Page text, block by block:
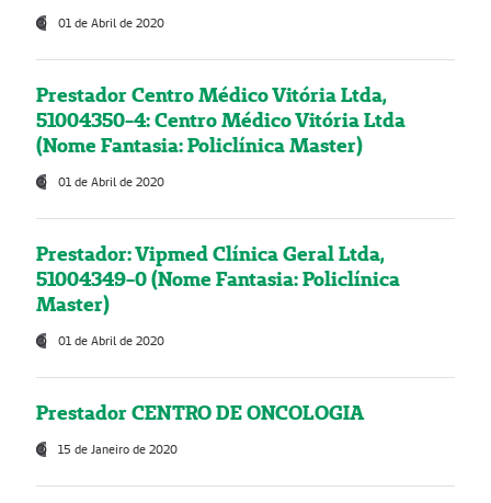
01 de Abril de 2020
Prestador Centro Médico Vitória Ltda,
51004350-4: Centro Médico Vitória Ltda
(Nome Fantasia: Policlínica Master)
01 de Abril de 2020
Prestador: Vipmed Clínica Geral Ltda,
51004349-0 (Nome Fantasia: Policlínica
Master)
01 de Abril de 2020
Prestador CENTRO DE ONCOLOGIA
15 de Janeiro de 2020